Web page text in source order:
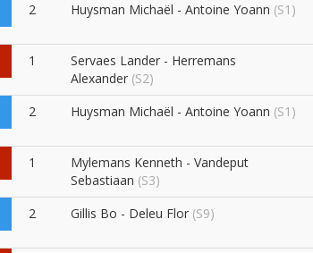
2 Huysman Michaël - Antoine Yoann (S1)
1
Servaes Lander - Herremans
Alexander (S2)
2 Huysman Michaël - Antoine Yoann (S1)
1
Mylemans Kenneth - Vandeput
Sebastiaan (S3)
2 Gillis Bo - Deleu Flor (S9)